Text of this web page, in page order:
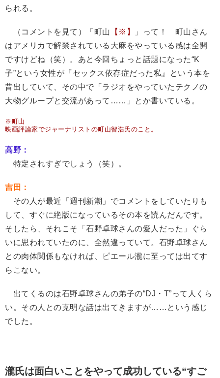
られる。
（コメントを見て）「町山 【※】
」って！ 町山さん
はアメリカで解禁されている大麻をやっている感は全開
ですけどね（笑）。あと今回ちょっと話題になった“K
子”という女性が『セックス依存症だった私』という本を
昔出していて、その中で「ラジオをやっていたテクノの
大物グループと交流があって……」とか書いている。
※町山
映画評論家でジャーナリストの町山智浩氏のこと。
高野：
特定されすぎでしょう（笑）。
吉田：
その人が最近「週刊新潮」でコメントをしていたりも
して、すぐに絶版になっているその本を読んだんです。
そしたら、それこそ「石野卓球さんの愛人だった」ぐら
いに思われていたのに、全然違っていて。石野卓球さん
との肉体関係もなければ、ピエール瀧に至っては出てす
らこない。
出てくるのは石野卓球さんの弟子の“DJ・T”って人くら
い。その人との克明な話は出てきますが……という感じ
でした。
瀧氏は面白いことをやって成功している“すご